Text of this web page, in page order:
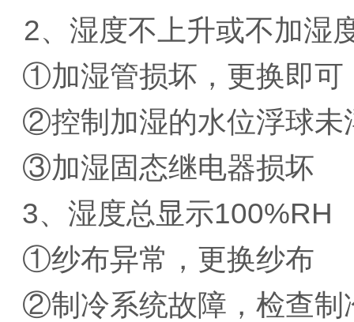
2、湿度不上升或不加湿
①加湿管损坏，更换即可
②控制加湿的水位浮球未
③加湿固态继电器损坏
3、湿度总显示100%RH
①纱布异常，更换纱布
②制冷系统故障，检查制